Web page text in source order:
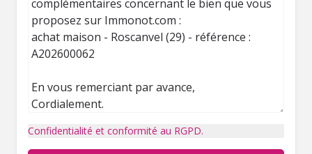
Confidentialité et conformité au RGPD.